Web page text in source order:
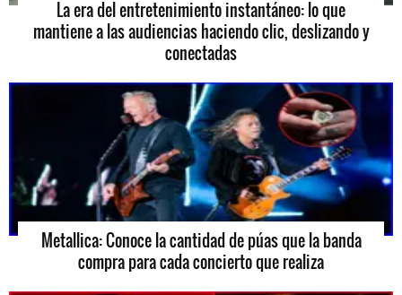
La era del entretenimiento instantáneo: lo que
mantiene a las audiencias haciendo clic, deslizando y
conectadas
Metallica: Conoce la cantidad de púas que la banda
compra para cada concierto que realiza